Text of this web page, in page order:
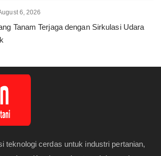
6, 2026
Tanam Terjaga dengan Sirkulasi Udara
teknologi cerdas untuk industri pertanian,